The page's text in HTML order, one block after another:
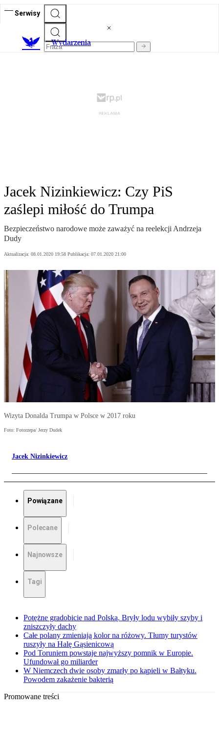
Serwisy
Wydarzenia
Jacek Nizinkiewicz: Czy PiS
zaślepi miłość do Trumpa
Bezpieczeństwo narodowe może zaważyć na reelekcji Andrzeja
Dudy
Aktualizacja: 08.01.2020 19:58 Publikacja: 07.01.2020 21:00
Wizyta Donalda Trumpa w Polsce w 2017 roku
Foto: Fotorzepa/ Jerzy Dudek
Jacek Nizinkiewicz
Powiązane
Polecane
Najnowsze
Tagi
Potężne gradobicie nad Polską. Bryły lodu wybiły szyby i
zniszczyły dachy
Całe polany zmieniają kolor na różowy. Tłumy turystów
ruszyły na Halę Gąsienicową
Pod Toruniem powstaje najwyższy pomnik w Europie.
Ufundował go miliarder
W Niemczech dwie osoby zmarły po kąpieli w Bałtyku.
Powodem zakażenie bakterią
Promowane treści